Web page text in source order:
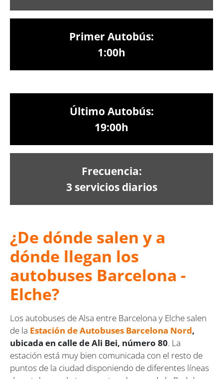
Primer Autobús:
1:00h
Último Autobús:
19:00h
Frecuencia:
3 servicios diarios
¿De dónde salen y a
dónde llegan los
autobuses Barcelona -
Elche?
Los autobuses de Alsa entre Barcelona y Elche salen
de la Estación de Autobuses Barcelona Nord,
ubicada en calle de Ali Bei, número 80. La
estación está muy bien comunicada con el resto de
puntos de la ciudad disponiendo de diferentes líneas